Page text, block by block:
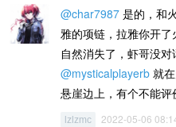
@char7987 是的，和
雅的项链，拉雅你开
自然消失了，虾哥没对
@mysticalplayerb 就
悬崖边上，有个不能评
lzlzmc 2022-05-06